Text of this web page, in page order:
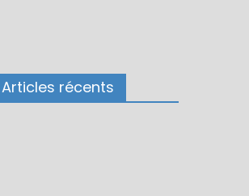
Articles récents